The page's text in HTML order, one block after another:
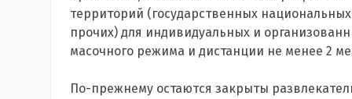
территорий (государственных
прочих) для индивидуальных и
масочного режима и дистанции не менее 2
По-прежнему остаются закрыты